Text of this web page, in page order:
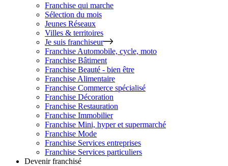
Franchise qui marche
Sélection du mois
Jeunes Réseaux
Villes & territoires
Je suis franchiseur
Franchise Automobile, cycle, moto
Franchise Bâtiment
Franchise Beauté - bien être
Franchise Alimentaire
Franchise Commerce spécialisé
Franchise Décoration
Franchise Restauration
Franchise Immobilier
Franchise Mini, hyper et supermarché
Franchise Mode
Franchise Services entreprises
Franchise Services particuliers
Devenir franchisé